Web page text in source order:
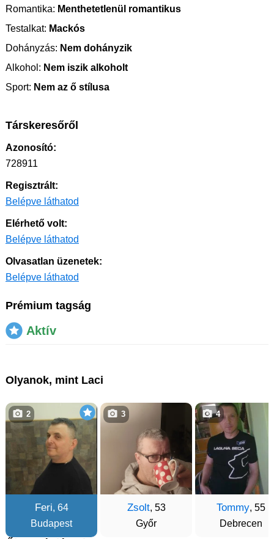
Romantika: Menthetetlenül romantikus
Testalkat: Mackós
Dohányzás: Nem dohányzik
Alkohol: Nem iszik alkoholt
Sport: Nem az ő stílusa
Társkeresőről
Azonosító:
728911
Regisztrált:
Belépve láthatod
Elérhető volt:
Belépve láthatod
Olvasatlan üzenetek:
Belépve láthatod
Prémium tagság
Aktív
Olyanok, mint Laci
Feri, 64
Budapest
2
Zsolt, 53
Győr
3
Tommy, 55
Debrecen
4